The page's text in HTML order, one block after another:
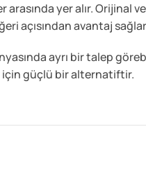
yer alır. Orijinal
açısından avantaj
ayrı bir talep
için güçlü bir alternatiftir.